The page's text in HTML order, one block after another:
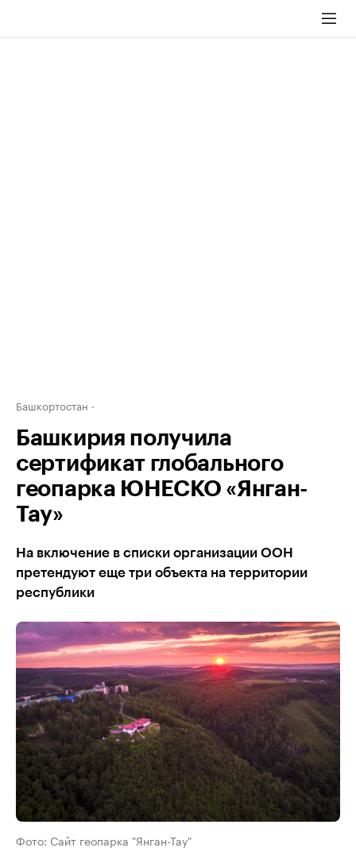
Башкортостан
Башкирия получила
сертификат глобального
геопарка ЮНЕСКО «Янган-
Тау»
На включение в списки организации ООН
претендуют еще три объекта на территории
республики
Фото: Сайт геопарка "Янган-Тау"